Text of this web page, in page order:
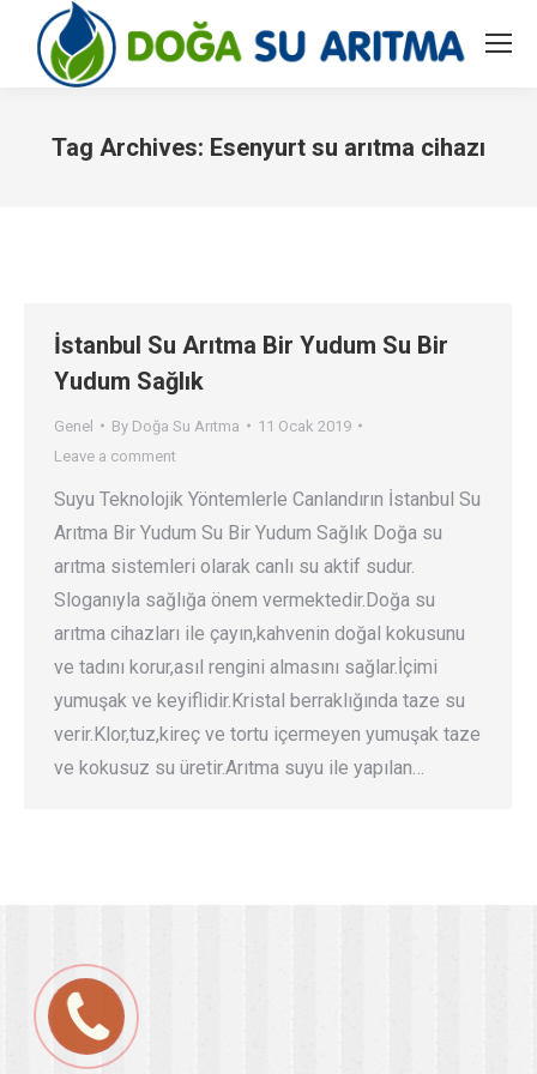
Tag Archives: Esenyurt su arıtma cihazı
İstanbul Su Arıtma Bir Yudum Su Bir
Yudum Sağlık
Genel By Doğa Su Arıtma
11 Ocak 2019
Leave a comment
Suyu Teknolojik Yöntemlerle Canlandırın İstanbul Su
Arıtma Bir Yudum Su Bir Yudum Sağlık Doğa su
arıtma sistemleri olarak canlı su aktif sudur.
Sloganıyla sağlığa önem vermektedir.Doğa su
arıtma cihazları ile çayın,kahvenin doğal kokusunu
ve tadını korur,asıl rengini almasını sağlar.İçimi
yumuşak ve keyiflidir.Kristal berraklığında taze su
verir.Klor,tuz,kireç ve tortu içermeyen yumuşak taze
ve kokusuz su üretir.Arıtma suyu ile yapılan…